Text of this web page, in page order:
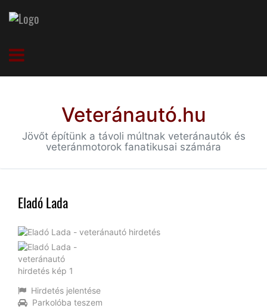
Veteránautó.hu
Jövőt építünk a távoli múltnak veteránautók és
veteránmotorok fanatikusai számára
Eladó Lada
Hirdetés jelentése
Parkolóba teszem